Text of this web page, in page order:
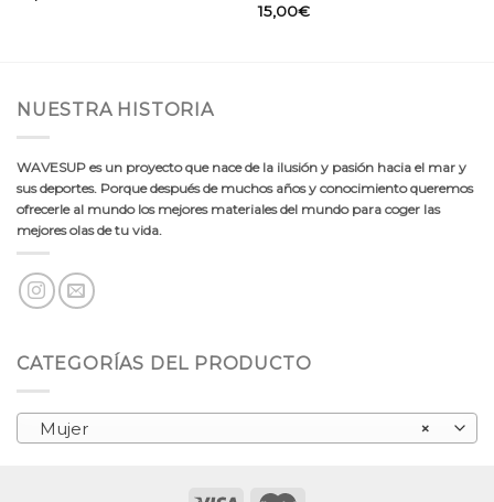
15,00€
NUESTRA HISTORIA
WAVESUP es un proyecto que nace de la ilusión y pasión hacia el mar y
sus deportes. Porque después de muchos años y conocimiento queremos
ofrecerle al mundo los mejores materiales del mundo para coger las
mejores olas de tu vida.
CATEGORÍAS DEL PRODUCTO
×
Mujer